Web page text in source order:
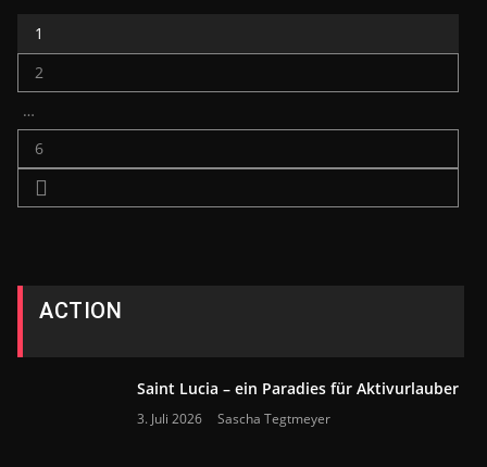
1
2
…
6
ACTION
Saint Lucia – ein Paradies für Aktivurlauber
3. Juli 2026 Sascha Tegtmeyer